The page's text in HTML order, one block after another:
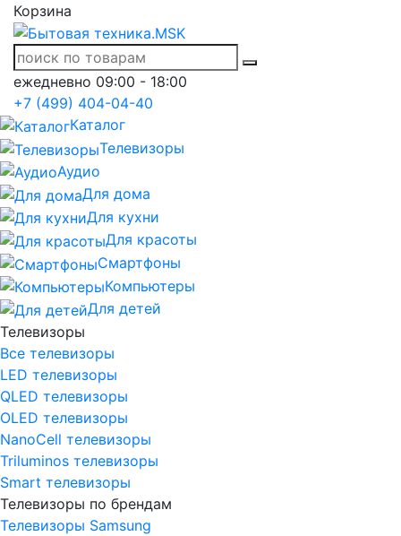
Корзина
ежедневно 09:00 - 18:00
+7 (499) 404-04-40
Каталог
Телевизоры
Аудио
Для дома
Для кухни
Для красоты
Смартфоны
Компьютеры
Для детей
Телевизоры
Все телевизоры
LED телевизоры
QLED телевизоры
OLED телевизоры
NanoCell телевизоры
Triluminos телевизоры
Smart телевизоры
Телевизоры по брендам
Телевизоры Samsung